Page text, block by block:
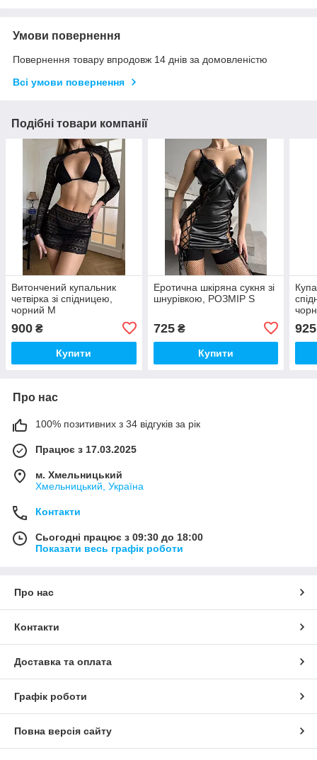
Умови повернення
Повернення товару впродовж 14 днів за домовленістю
Всі умови повернення
Подібні товари компанії
Витончений купальник
четвірка зі спідницею,
чорний M
900 ₴
Купити
Еротична шкіряна сукня зі
шнурівкою, РОЗМІР S
725₴
Купити
925
Про нас
100% позитивних з 34 відгуків за рік
Працює з 17.03.2025
м. Хмельницький
Хмельницький, Україна
Контакти
Сьогодні працює з 09:30 до 18:00
Показати весь графік роботи
Про нас
Контакти
Доставка та оплата
Графік роботи
Повна версія сайту